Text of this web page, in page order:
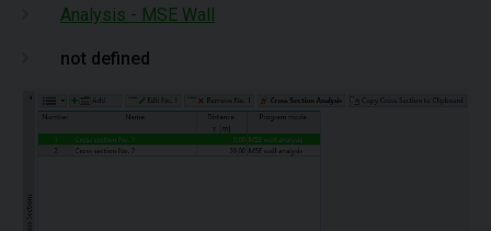
Analysis - MSE Wall
not defined